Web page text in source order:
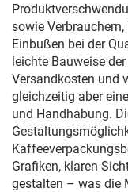
sowie
Einbußen bei der
leichte Bauweise
Versandkosten und
gleichzeitig aber
und Handhabung.
Grafiken, klaren
gestalten – was die